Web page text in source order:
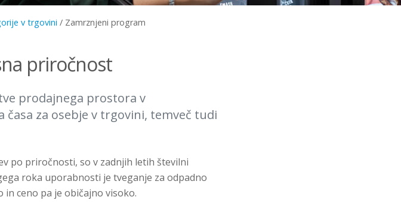
v trgovini / Zamrznjeni program
priročnost
prodajnega prostora v
za osebje v trgovini, temveč tudi
po priročnosti, so v zadnjih letih številni
roka uporabnosti je tveganje za odpadno
ceno pa je običajno visoko.